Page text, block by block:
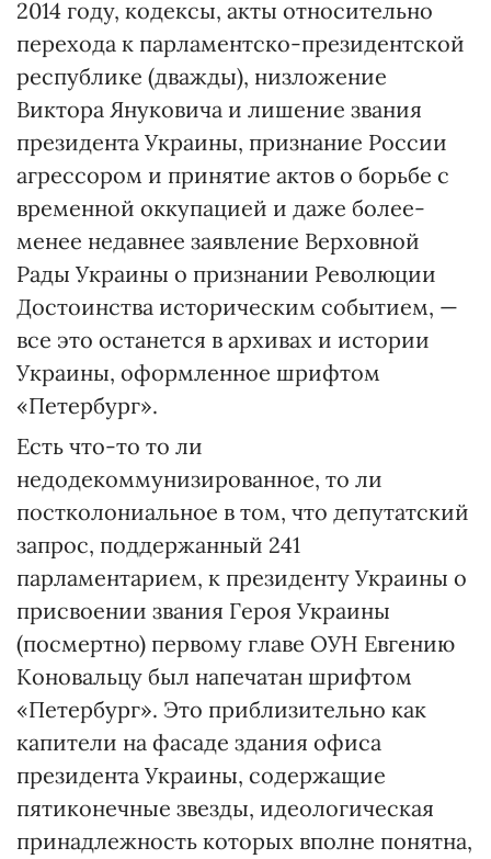
2014 году, кодексы, акты относительно
перехода к парламентско-президентской
республике (дважды), низложение
Виктора Януковича и лишение звания
президента Украины, признание России
агрессором и принятие актов о борьбе с
временной оккупацией и даже более-
менее недавнее заявление Верховной
Рады Украины о признании Революции
Достоинства историческим событием, —
все это останется в архивах и истории
Украины, оформленное шрифтом
«Петербург».
Есть что-то то ли
недодекоммунизированное, то ли
постколониальное в том, что депутатский
запрос, поддержанный 241
парламентарием, к президенту Украины о
присвоении звания Героя Украины
(посмертно) первому главе ОУН Евгению
Коновальцу был напечатан шрифтом
«Петербург». Это приблизительно как
капители на фасаде здания офиса
президента Украины, содержащие
пятиконечные звезды, идеологическая
принадлежность которых вполне понятна,